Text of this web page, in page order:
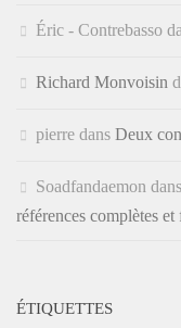
Éric - Contrebasso
Richard Monvoisin
pierre dans Deux
Soadfandaemon dans
références complètes
ÉTIQUETTES